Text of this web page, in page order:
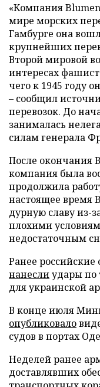
«Компания
мире морских
Гамбурге она
крупнейших
Второй мировой
интересах
чего к 1945 году
– сообщил
перевозок. До
занималась
силам генерала
После окончания
компания была
продолжила
настоящее время
дурную славу из-
плохими
недостаточным
Ранее
нанеслиудары по
для украинской
В конце июля
опубликовало
судов в портах
Неделей ранее
доставлявших